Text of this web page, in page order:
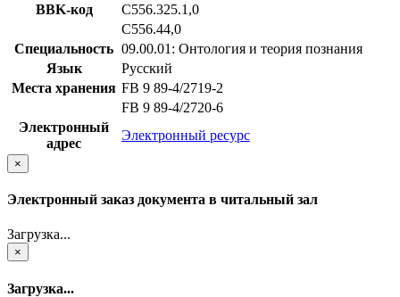
BBK-код
С556.325.1,0
С556.44,0
Специальность 09.00.01: Онтология и теория познания
Язык
Русский
Места хранения FB 9 89-4/2719-2
FB 9 89-4/2720-6
Электронный
адрес
Электронный ресурс
×
Электронный заказ документа в читальный зал
Загрузка...
×
Загрузка...